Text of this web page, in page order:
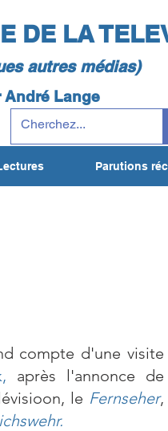
DE LA
autres médias)
André Lange
Parutions
compte d'une visite
, après l'annonce de
le Fernseher,